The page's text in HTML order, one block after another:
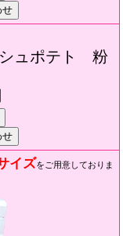
シュポテト 粉
イズをご用意しておりま